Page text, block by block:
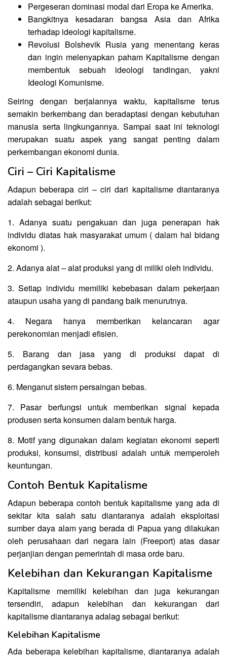
Pergeseran dominasi modal dari Eropa ke Amerika.
Bangkitnya kesadaran bangsa Asia dan Afrika
terhadap ideologi kapitalisme.
Revolusi Bolshevik Rusia yang menentang keras
dan ingin melenyapkan paham Kapitalisme dengan
membentuk sebuah ideologi tandingan, yakni
Ideologi Komunisme.
Seiring dengan berjalannya waktu, kapitalisme terus
semakin berkembang dan beradaptasi dengan kebutuhan
manusia serta lingkungannya. Sampai saat ini teknologi
merupakan suatu aspek yang sangat penting dalam
perkembangan ekonomi dunia.
Ciri – Ciri Kapitalisme
Adapun beberapa ciri – ciri dari kapitalisme diantaranya
adalah sebagai berikut:
1. Adanya suatu pengakuan dan juga penerapan hak
individu diatas hak masyarakat umum ( dalam hal bidang
ekonomi ).
2. Adanya alat – alat produksi yang di miliki oleh individu.
3. Setiap individu memiliki kebebasan dalam pekerjaan
ataupun usaha yang di pandang baik menurutnya.
4. Negara hanya memberikan kelancaran agar
perekonomian menjadi efisien.
5. Barang dan jasa yang di produksi dapat di
perdagangkan sevara bebas.
6. Menganut sistem persaingan bebas.
7. Pasar berfungsi untuk memberikan signal kepada
produsen serta konsumen dalam bentuk harga.
8. Motif yang digunakan dalam kegiatan ekonomi seperti
produksi, konsumsi, distribusi adalah untuk memperoleh
keuntungan.
Contoh Bentuk Kapitalisme
Adapun beberapa contoh bentuk kapitalisme yang ada di
sekitar kita salah satu diantaranya adalah eksploitasi
sumber daya alam yang berada di Papua yang dilakukan
oleh perusahaan dari negara lain (Freeport) atas dasar
perjanjian dengan pemerintah di masa orde baru.
Kelebihan dan Kekurangan Kapitalisme
Kapitalisme memiliki kelebihan dan juga kekurangan
tersendiri, adapun kelebihan dan kekurangan dari
kapitalisme diantaranya adalag sebagai berikut:
Kelebihan Kapitalisme
Ada beberapa kelebihan kapitalisme, diantaranya adalah